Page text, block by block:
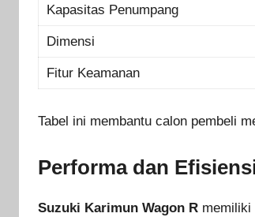
Kapasitas Penumpang
Dimensi
Fitur Keamanan
Tabel ini membantu calon pembeli
Performa dan
Suzuki Karimun Wagon R memiliki